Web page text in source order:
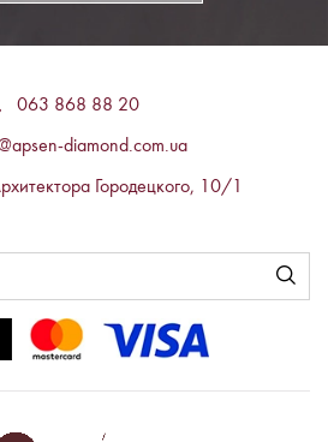
063 868 88 20
diamond.com.ua
Городецкого, 10/1